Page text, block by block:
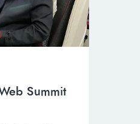
Summit